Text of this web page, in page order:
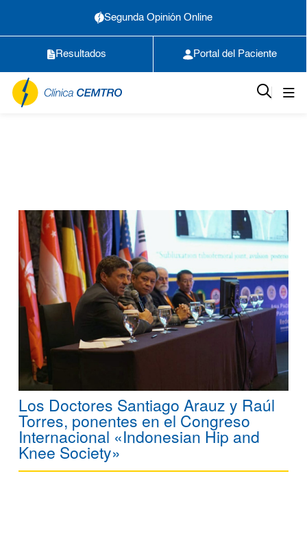
Segunda Opinión Online
Resultados Portal del Paciente
Los Doctores Santiago Arauz y Raúl
Torres, ponentes en el Congreso
Internacional «Indonesian Hip and
Knee Society»